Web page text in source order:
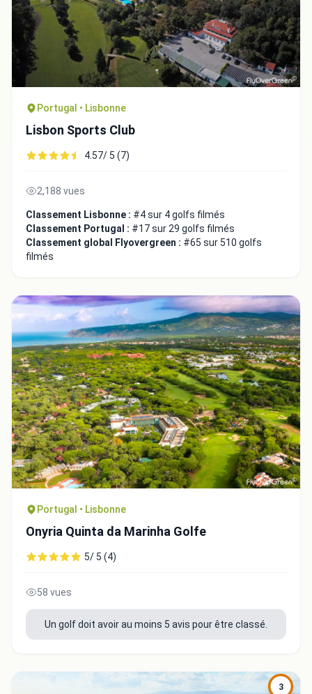
Portugal • Lisbonne
Lisbon Sports Club
4.57/ 5 (7)
2,188 vues
Classement Lisbonne : #4 sur 4 golfs filmés
Classement Portugal : #17 sur 29 golfs filmés
Classement global Flyovergreen : #65 sur 510 golfs
filmés
Portugal • Lisbonne
Onyria Quinta da Marinha Golfe
5/ 5 (4)
58 vues
Un golf doit avoir au moins 5 avis pour être classé.
3